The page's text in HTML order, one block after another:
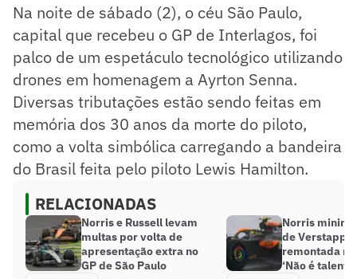
Na noite de sábado (2), o céu São Paulo,
capital que recebeu o GP de Interlagos, foi
palco de um espetáculo tecnológico utilizando
drones em homenagem a Ayrton Senna.
Diversas tributações estão sendo feitas em
memória dos 30 anos da morte do piloto,
como a volta simbólica carregando a bandeira
do Brasil feita pelo piloto Lewis Hamilton.
RELACIONADAS
Norris e Russell levam
multas por volta de
apresentação extra no
GP de São Paulo
Norris
de
remontada
‘Não é